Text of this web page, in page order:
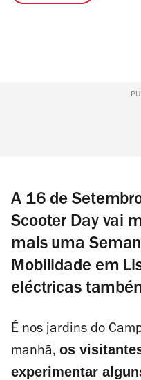
A 16 de
Scooter Day vai
mais uma
Mobilidade em
eléctricas
É nos jardins do
manhã, os
experimentar